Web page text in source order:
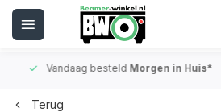
Vandaag besteldMorgen in Huis*
Terug